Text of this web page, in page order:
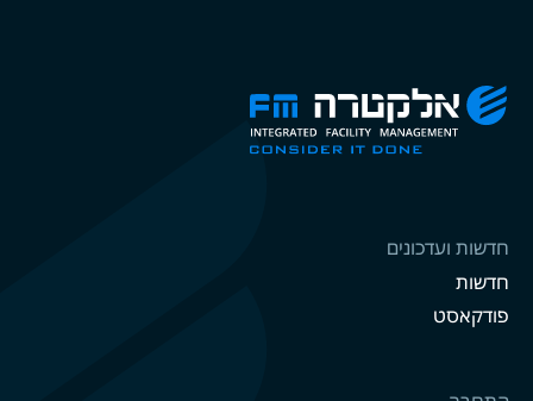
חדשות ועדכונים
חדשות
פודקאסט